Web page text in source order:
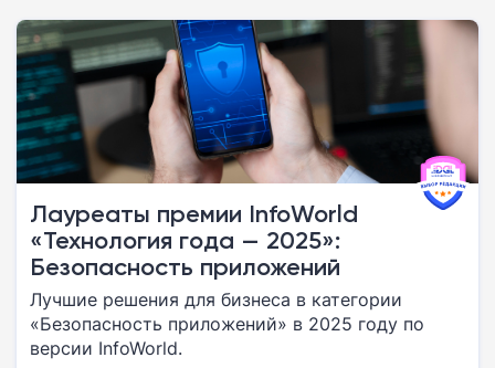
Лауреаты премии InfoWorld
«Технология года — 2025»:
Безопасность приложений
Лучшие решения для бизнеса в категории
«Безопасность приложений» в 2025 году по
версии InfoWorld.